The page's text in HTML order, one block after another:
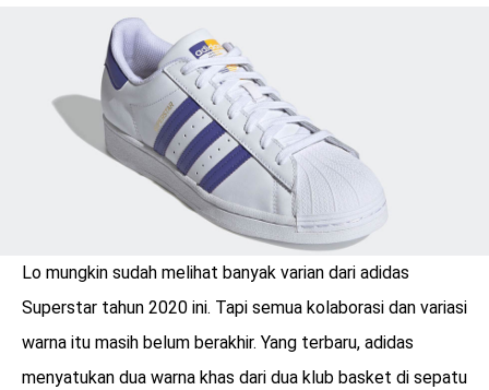
Lo mungkin sudah melihat banyak varian dari adidas
Superstar tahun 2020 ini. Tapi semua kolaborasi dan variasi
warna itu masih belum berakhir. Yang terbaru, adidas
menyatukan dua warna khas dari dua klub basket di sepatu